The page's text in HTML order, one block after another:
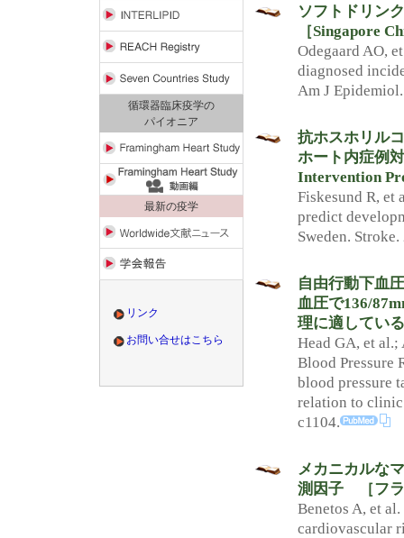
循環器臨床疫学の
パイオニア
最新の疫学
リンク
お問い合せはこちら
ソフトドリン
［Singapore
Odegaard AO,
diagnosed
Am J
抗ホスホリル
ホート内症例
Intervention
Fiskesund R, et
predict
Sweden.
自由行動下血
血圧で136/
理に適してい
Head GA, et
Blood Pressure
blood pressure
relation to clinic
c1104.
メカニカルな
測因子 ［フラ
Benetos A, et
cardiovascular